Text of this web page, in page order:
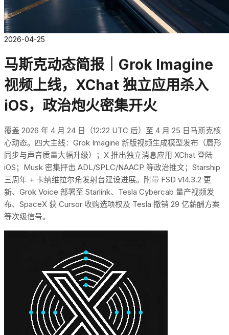
2026-04-25
马斯克动态简报｜Grok Imagine
视频上线，XChat 独立应用杀入
iOS，政治炮火密集开火
覆盖 2026 年 4 月 24 日（12:22 UTC 后）至 4 月 25 日马斯克核
心动态。四大主线：Grok Imagine 新版视频生成模型发布（唇形
同步与声音质量大幅升级）；X 推出独立消息应用 XChat 登陆
iOS；Musk 密集抨击 ADL/SPLC/NAACP 等政治推文；Starship
三周年 + 卡纳维拉尔角发射台建设进展。附带 FSD v14.3.2 更
新、Grok Voice 部署至 Starlink、Tesla Cybercab 量产视频发
布、SpaceX 获 Cursor 收购选项权及 Tesla 撤销 29 亿薪酬方案
等次级信号。